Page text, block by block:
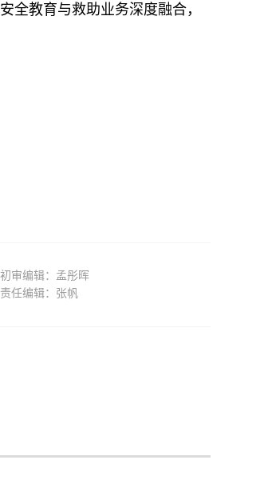
教育与救助业务深度融合，
初审编辑：孟彤晖
责任编辑：张帆